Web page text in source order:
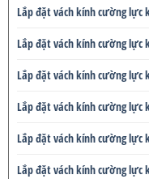
Lắp đặt vách kính cường lực
Lắp đặt vách kính cường lực
Lắp đặt vách kính cường lực
Lắp đặt vách kính cường lực
Lắp đặt vách kính cường lực
Lắp đặt vách kính cường lực